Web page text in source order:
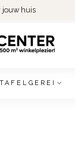
jouw huis
TAFELGEREI